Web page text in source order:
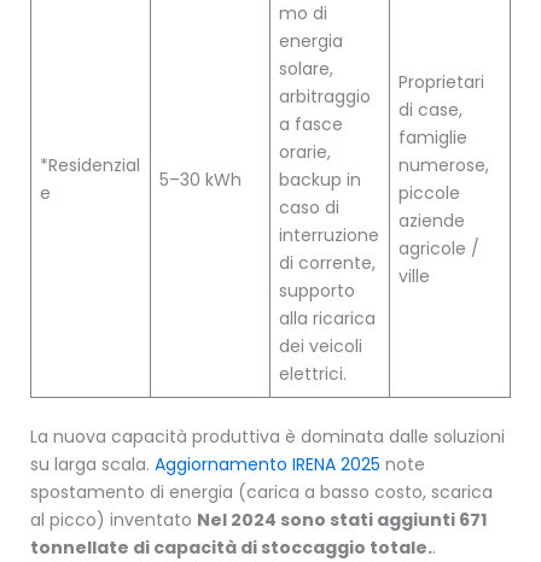
*Residenzial
e
5–30 kWh
mo di
energia
solare,
arbitraggio
a fasce
orarie,
backup in
caso di
interruzione
di corrente,
supporto
alla ricarica
dei veicoli
elettrici.
Proprietari
di case,
famiglie
numerose,
piccole
aziende
agricole /
ville
La nuova capacità produttiva è dominata dalle soluzioni
su larga scala. Aggiornamento IRENA 2025 note
spostamento di energia (carica a basso costo, scarica
al picco) inventato Nel 2024 sono stati aggiunti 671
tonnellate di capacità di stoccaggio totale..